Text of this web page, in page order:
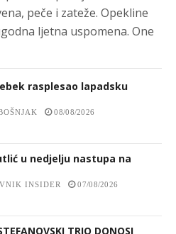
peče i zateže. Opekline
ljetna uspomena. One
rasplesao lapadsku
08/08/2026
u nedjelju nastupa na
INSIDER 07/08/2026
TRIO DONOSI